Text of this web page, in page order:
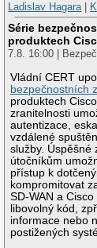
Ladislav Hagara|
Série
produktech
7.8. 16:00 |
Vládní CERT
bezpečnostních
produktech
zranitelnosti
autentizace,
vzdálené
služby. Úspěšné
útočníkům
přístup k
kompromitovat
SD-WAN a
libovolný kód,
informace nebo
postižených